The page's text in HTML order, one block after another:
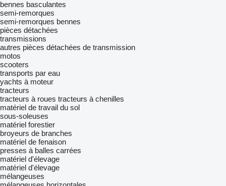
bennes basculantes
semi-remorques
semi-remorques bennes
pièces détachées
transmissions
autres pièces détachées de transmission
motos
scooters
transports par eau
yachts à moteur
tracteurs
tracteurs à roues tracteurs à chenilles
matériel de travail du sol
sous-soleuses
matériel forestier
broyeurs de branches
matériel de fenaison
presses à balles carrées
matériel d'élevage
matériel d'élevage
mélangeuses